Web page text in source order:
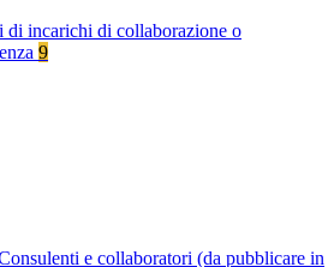
di incarichi di collaborazione o
9
e collaboratori (da pubblicare in